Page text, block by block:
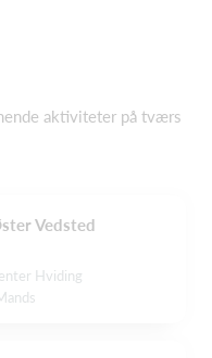
aktiviteter på tværs
Vedsted
Hviding